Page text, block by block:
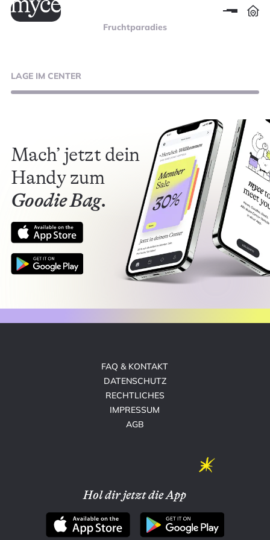
Fruchtparadies
LAGEIM CENTER
Mach’ jetzt dein
Handy zum
Goodie Bag.
FAQ & KONTAKT
DATENSCHUTZ
RECHTLICHES
IMPRESSUM
AGB
Hol dir jetzt die App